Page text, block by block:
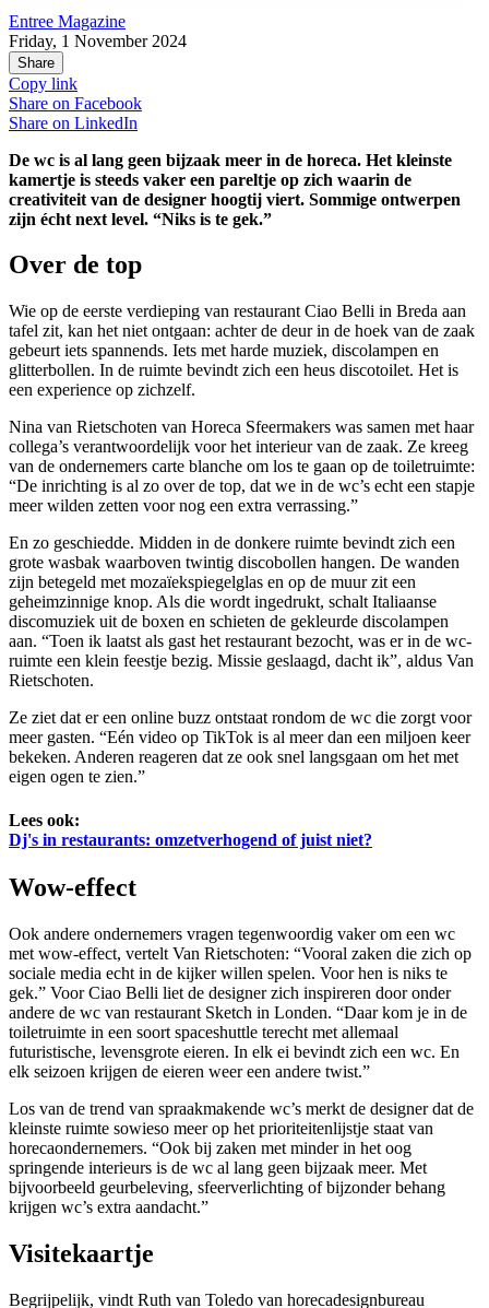
Entree Magazine
Friday, 1 November 2024
Share
Copy link
Share on Facebook
Share on LinkedIn
De wc is al lang geen bijzaak meer in de horeca. Het kleinste
kamertje is steeds vaker een pareltje op zich waarin de
creativiteit van de designer hoogtij viert. Sommige ontwerpen
zijn écht next level. “Niks is te gek.”
Over de top
Wie op de eerste verdieping van restaurant Ciao Belli in Breda aan
tafel zit, kan het niet ontgaan: achter de deur in de hoek van de zaak
gebeurt iets spannends. Iets met harde muziek, discolampen en
glitterbollen. In de ruimte bevindt zich een heus discotoilet. Het is
een experience op zichzelf.
Nina van Rietschoten van Horeca Sfeermakers was samen met haar
collega’s verantwoordelijk voor het interieur van de zaak. Ze kreeg
van de ondernemers carte blanche om los te gaan op de toiletruimte:
“De inrichting is al zo over de top, dat we in de wc’s echt een stapje
meer wilden zetten voor nog een extra verrassing.”
En zo geschiedde. Midden in de donkere ruimte bevindt zich een
grote wasbak waarboven twintig discobollen hangen. De wanden
zijn betegeld met mozaïekspiegelglas en op de muur zit een
geheimzinnige knop. Als die wordt ingedrukt, schalt Italiaanse
discomuziek uit de boxen en schieten de gekleurde discolampen
aan. “Toen ik laatst als gast het restaurant bezocht, was er in de wc-
ruimte een klein feestje bezig. Missie geslaagd, dacht ik”, aldus Van
Rietschoten.
Ze ziet dat er een online buzz ontstaat rondom de wc die zorgt voor
meer gasten. “Eén video op TikTok is al meer dan een miljoen keer
bekeken. Anderen reageren dat ze ook snel langsgaan om het met
eigen ogen te zien.”
Lees ook:
Dj's in restaurants: omzetverhogend of juist niet?
Wow-effect
Ook andere ondernemers vragen tegenwoordig vaker om een wc
met wow-effect, vertelt Van Rietschoten: “Vooral zaken die zich op
sociale media echt in de kijker willen spelen. Voor hen is niks te
gek.” Voor Ciao Belli liet de designer zich inspireren door onder
andere de wc van restaurant Sketch in Londen. “Daar kom je in de
toiletruimte in een soort spaceshuttle terecht met allemaal
futuristische, levensgrote eieren. In elk ei bevindt zich een wc. En
elk seizoen krijgen de eieren weer een andere twist.”
Los van de trend van spraakmakende wc’s merkt de designer dat de
kleinste ruimte sowieso meer op het prioriteitenlijstje staat van
horecaondernemers. “Ook bij zaken met minder in het oog
springende interieurs is de wc al lang geen bijzaak meer. Met
bijvoorbeeld geurbeleving, sfeerverlichting of bijzonder behang
krijgen wc’s extra aandacht.”
Visitekaartje
Begrijpelijk, vindt Ruth van Toledo van horecadesignbureau